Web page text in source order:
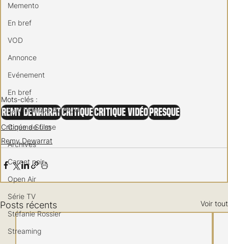
Memento
En bref
VOD
Annonce
Evénement
En bref
La chronique du MCU
Cinéma Suisse
Archives
Carnet noir
Open Air
Série TV
Stéfanie Rossier
Streaming
Mots-clés :
Remy DewarratCritiqueCritique vidéo Presque
Critique de film
Remy Dewarrat
Posts récents Voir tout